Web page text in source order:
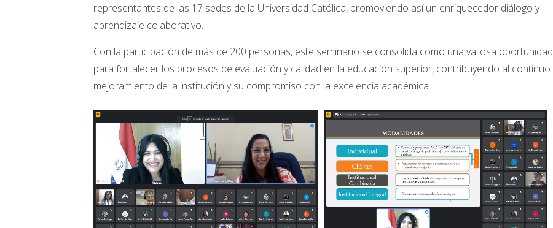
representantes de las 17 sedes de la Universidad Católica, promoviendo así un enriquecedor diálogo y
aprendizaje colaborativo.
Con la participación de más de 200 personas, este seminario se consolida como una valiosa oportunidad
para fortalecer los procesos de evaluación y calidad en la educación superior, contribuyendo al continuo
mejoramiento de la institución y su compromiso con la excelencia académica.